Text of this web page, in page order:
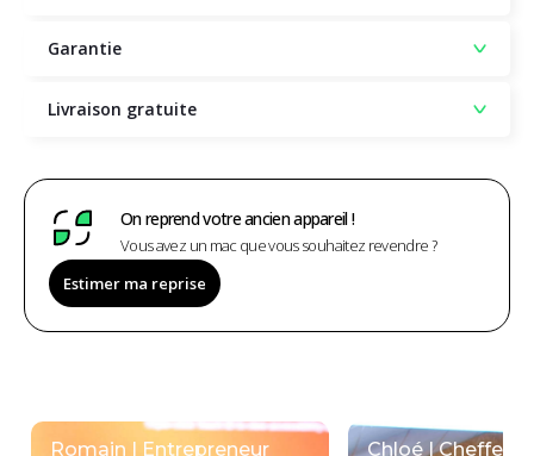
Garantie
Livraison gratuite
On reprend votre ancien appareil !
Vous avez un mac que vous souhaitez revendre ?
Estimer ma reprise